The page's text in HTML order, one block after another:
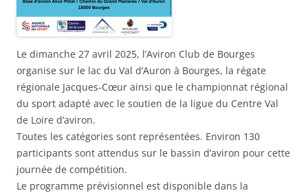
Le dimanche 27 avril 2025, l’Aviron Club de Bourges
organise sur le lac du Val d’Auron à Bourges, la régate
régionale Jacques-Cœur ainsi que le championnat régional
du sport adapté avec le soutien de la ligue du Centre Val
de Loire d’aviron.
Toutes les catégories sont représentées. Environ 130
participants sont attendus sur le bassin d’aviron pour cette
journée de compétition.
Le programme prévisionnel est disponible dans la